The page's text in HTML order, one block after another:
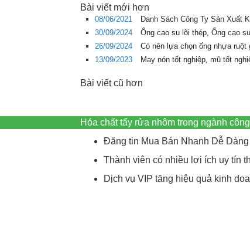
Bài viết mới hơn
08/06/2021 Danh Sách Công Ty Sản Xuất
30/09/2024
Ống cao su lõi thép, Ống cao
26/09/2024
Có nên lựa chọn ống nhựa
13/09/2023
May nón tốt nghiệp, mũ tốt
Bài viết cũ hơn
Hóa chất tẩy rửa nhôm trong ngành
Đăng tin Mua Bán Nhanh Dễ
Thành viên có nhiều lợi ích uy tín
Dịch vụ VIP tăng hiệu quả kinh